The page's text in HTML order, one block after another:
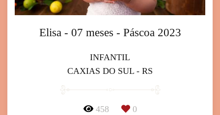
Elisa - 07 meses - Páscoa 2023
INFANTIL
CAXIAS DO SUL - RS
458 0